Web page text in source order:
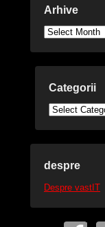
Arhive
Arhive
Categorii
Categorii
despre
Despre vastIT